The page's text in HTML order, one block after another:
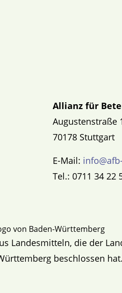
Allianz für
Augustenstraße
70178 Stuttgart
E-Mail:
Tel.: 0711 34 22
Landesmitteln, die der
beschlossen hat.